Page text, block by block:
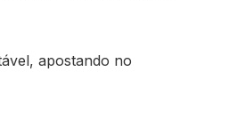
apostando no